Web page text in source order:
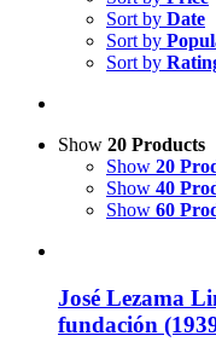
Sort by Date
Sort by
Sort by
Show 20 Products
Show 20
Show 40
Show 60
José Lezama
fundación